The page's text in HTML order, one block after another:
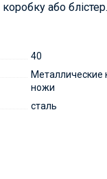
або блістер.
40
Металлические
ножи
сталь